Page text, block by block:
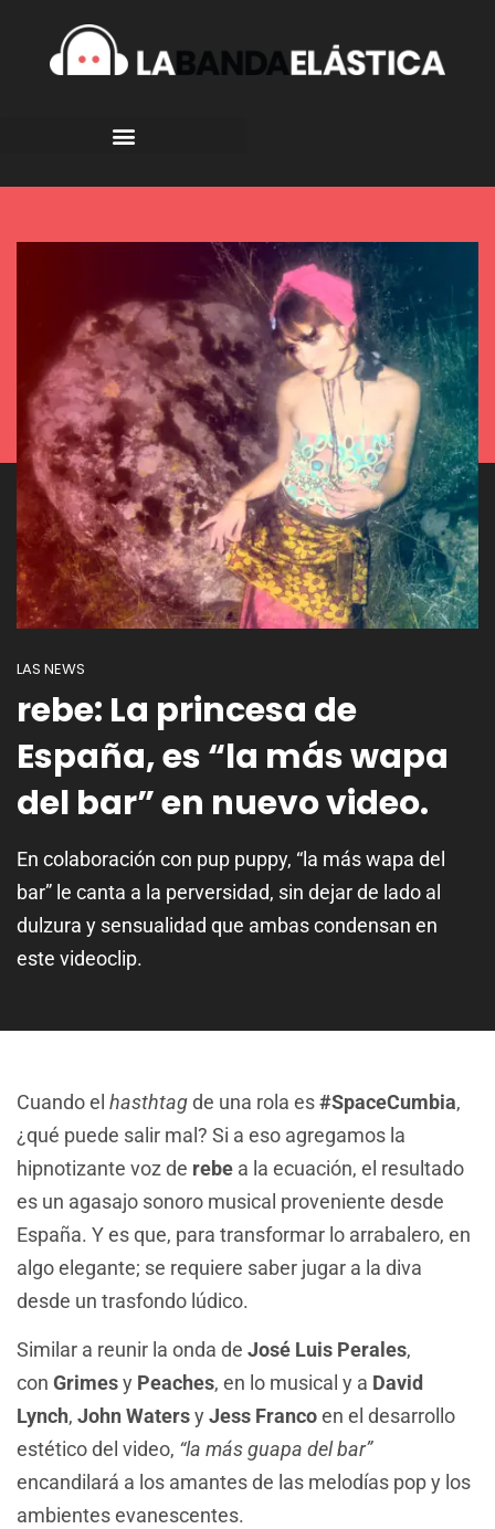
LAS NEWS
rebe: La princesa de
España, es “la más wapa
del bar” en nuevo video.
En colaboración con pup puppy, “la más wapa del
bar” le canta a la perversidad, sin dejar de lado al
dulzura y sensualidad que ambas condensan en
este videoclip.
Cuando el hasthtagde una rola es#SpaceCumbia,
¿qué puede salir mal? Si a eso agregamos la
hipnotizante voz de rebe a la ecuación, el resultado
es un agasajo sonoro musical proveniente desde
España. Y es que, para transformar lo arrabalero, en
algo elegante; se requiere saber jugar a la diva
desde un trasfondo lúdico.
Similar a reunir la onda de José Luis Perales,
con Grimesy Peaches, en lo musical y a David
Lynch, John WatersyJess Francoen el desarrollo
estético del video, “la más guapa del bar”
encandilará a los amantes de las melodías pop y los
ambientes evanescentes.